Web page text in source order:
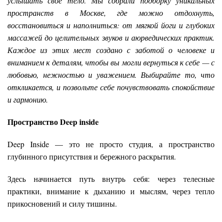
пространств в Москве, где можно отдохнуть,
восстановиться и наполниться: от мягкой йоги и глубоких
массажей до целительных звуков и аюрведических практик.
Каждое из этих мест создано с заботой о человеке и
вниманием к деталям, чтобы вы могли вернуться к себе — с
любовью, нежностью и уважением. Выбирайте то, что
откликается, и позвольте себе почувствовать спокойствие
и гармонию.
Пространство Deep inside
Deep Inside — это не просто студия, а пространство
глубинного присутствия и бережного раскрытия.
Здесь начинается путь внутрь себя: через телесные
практики, внимание к дыханию и мыслям, через тепло
прикосновений и силу тишины.